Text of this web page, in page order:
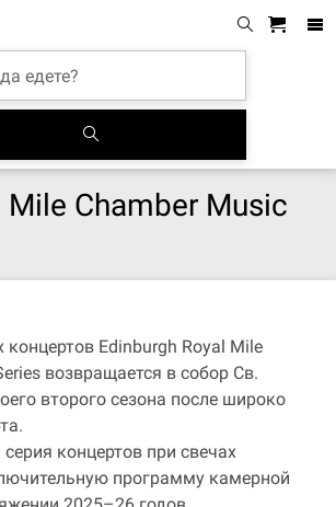
Mile Chamber Music
Edinburgh Royal Mile
возвращается в собор Св.
второго сезона после широко
концертов при свечах
программу камерной